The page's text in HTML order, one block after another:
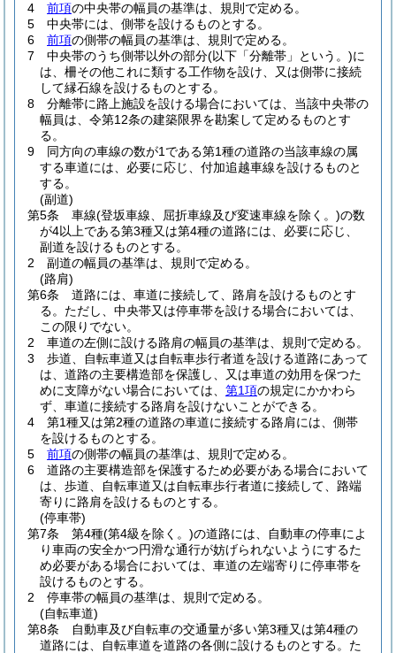
4
前項の中央帯の幅員の基準は、規則で定める。
5
中央帯には、側帯を設けるものとする。
6
前項の側帯の幅員の基準は、規則で定める。
7
中央帯のうち側帯以外の部分(以下「分離帯」という。)に
は、柵その他これに類する工作物を設け、又は側帯に接続
して縁石線を設けるものとする。
8
分離帯に路上施設を設ける場合においては、当該中央帯の
幅員は、令第12条の建築限界を勘案して定めるものとす
る。
9
同方向の車線の数が1である第1種の道路の当該車線の属
する車道には、必要に応じ、付加追越車線を設けるものと
する。
(副道)
第5条
車線(登坂車線、屈折車線及び変速車線を除く。)の数
が4以上である第3種又は第4種の道路には、必要に応じ、
副道を設けるものとする。
2
副道の幅員の基準は、規則で定める。
(路肩)
第6条
道路には、車道に接続して、路肩を設けるものとす
る。 ただし、中央帯又は停車帯を設ける場合においては、
この限りでない。
2
車道の左側に設ける路肩の幅員の基準は、規則で定める。
3
歩道、自転車道又は自転車歩行者道を設ける道路にあって
は、道路の主要構造部を保護し、又は車道の効用を保つた
めに支障がない場合においては、 第1項の規定にかかわら
ず、車道に接続する路肩を設けないことができる。
4
第1種又は第2種の道路の車道に接続する路肩には、側帯
を設けるものとする。
5
前項の側帯の幅員の基準は、規則で定める。
6
道路の主要構造部を保護するため必要がある場合において
は、歩道、自転車道又は自転車歩行者道に接続して、路端
寄りに路肩を設けるものとする。
(停車帯)
第7条
第4種(第4級を除く。)の道路には、自動車の停車によ
り車両の安全かつ円滑な通行が妨げられないようにするた
め必要がある場合においては、車道の左端寄りに停車帯を
設けるものとする。
2
停車帯の幅員の基準は、規則で定める。
(自転車道)
第8条
自動車及び自転車の交通量が多い第3種又は第4種の
道路には、自転車道を道路の各側に設けるものとする。 た